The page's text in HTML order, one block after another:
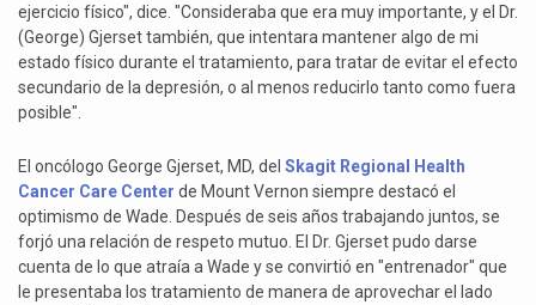
ejercicio físico", dice. "Consideraba que era muy importante, y el Dr.
(George) Gjerset también, que intentara mantener algo de mi
estado físico durante el tratamiento, para tratar de evitar el efecto
secundario de la depresión, o al menos reducirlo tanto como fuera
posible".
El oncólogo George Gjerset, MD, del Skagit Regional Health
Cancer Care Center de Mount Vernon siempre destacó el
optimismo de Wade. Después de seis años trabajando juntos, se
forjó una relación de respeto mutuo. El Dr. Gjerset pudo darse
cuenta de lo que atraía a Wade y se convirtió en "entrenador" que
le presentaba los tratamiento de manera de aprovechar el lado